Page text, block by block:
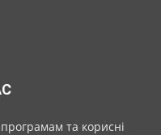
та корисні